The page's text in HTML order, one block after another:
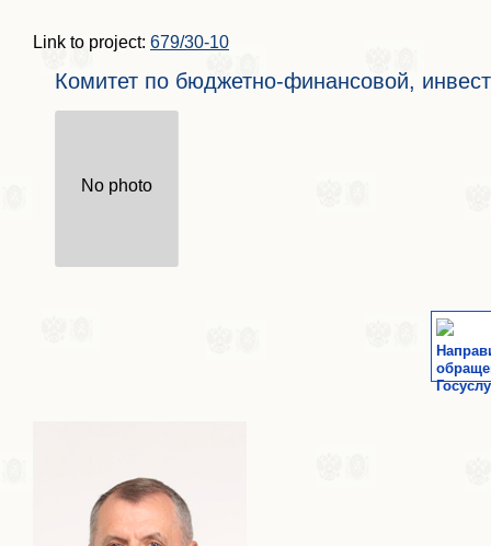
Link to project: 679/30-10
Комитет по бюджетно-финансовой,
No photo